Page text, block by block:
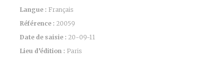
Langue : Français
Référence : 20059
Date de saisie : 20-09-11
Lieu d’édition : Paris